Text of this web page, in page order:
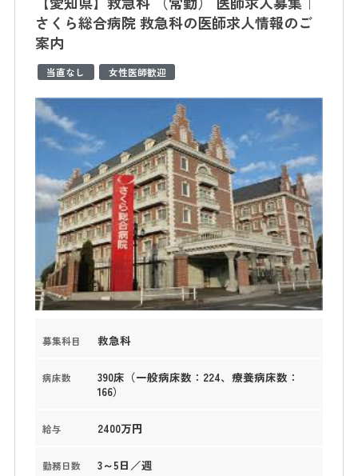
さくら総合病院 救急科の医師求人情報のご
案内
当直なし 女性医師歓迎
募集科目 救急科
病床数
390床（一般病床数：224、療養病床数：
166）
給与 2400万円
勤務日数 3～5日／週